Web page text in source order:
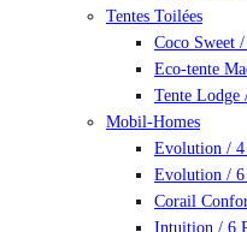
Tentes Toilées
Coco Sweet
Eco-tente
Tente Lodge
Mobil-Homes
Evolution / 4
Evolution / 6
Corail
Intuition / 6